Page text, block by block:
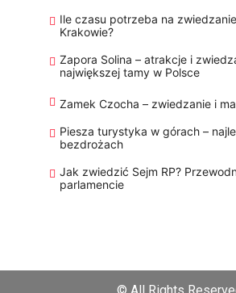
Ile czasu potrzeba na
Krakowie?
Zapora Solina – atrakcje i
największej tamy w Polsce
Zamek Czocha – zwiedzanie i
Piesza turystyka w górach –
bezdrożach
Jak zwiedzić Sejm RP?
parlamencie